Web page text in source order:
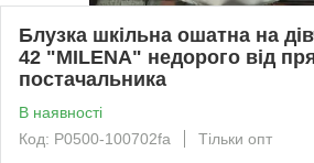
Блузка шкільна ошатна на
42 "MILENA" недорого від
постачальника
В наявності
Код: P0500-100702fa
Тільки опт